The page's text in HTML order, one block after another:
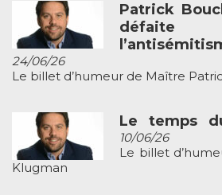
Patrick
24/06/26
Le billet d’humeur de Maître
Le temps
10/06/26
Le billet
Klugman